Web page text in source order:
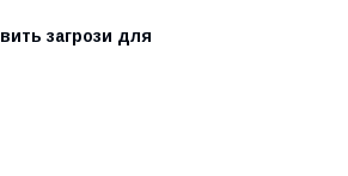
загрози для